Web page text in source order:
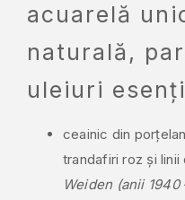
acuarelă
naturală,
uleiuri
ceainic din
trandafiri roz și linii
Weiden (anii 1940